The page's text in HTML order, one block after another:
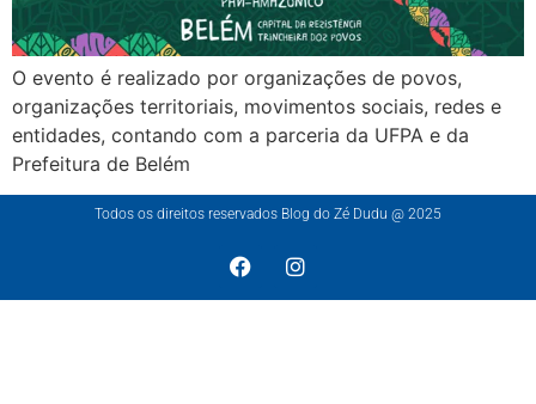
O evento é realizado por organizações de povos,
organizações territoriais, movimentos sociais, redes e
entidades, contando com a parceria da UFPA e da
Prefeitura de Belém
Todos os direitos reservados Blog do Zé Dudu @ 2025